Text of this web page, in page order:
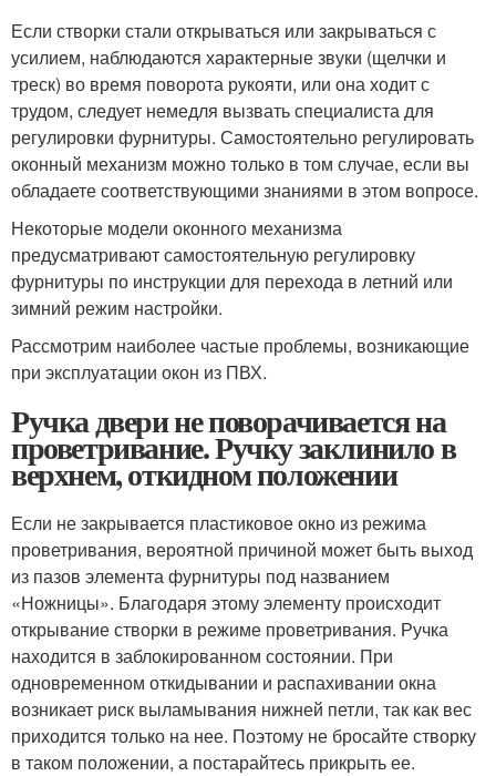
Если створки стали открываться или закрываться с
усилием, наблюдаются характерные звуки (щелчки и
треск) во время поворота рукояти, или она ходит с
трудом, следует немедля вызвать специалиста для
регулировки фурнитуры. Самостоятельно регулировать
оконный механизм можно только в том случае, если вы
обладаете соответствующими знаниями в этом вопросе.
Некоторые модели оконного механизма
предусматривают самостоятельную регулировку
фурнитуры по инструкции для перехода в летний или
зимний режим настройки.
Рассмотрим наиболее частые проблемы, возникающие
при эксплуатации окон из ПВХ.
Ручка двери не поворачивается на
проветривание. Ручку заклинило в
верхнем, откидном положении
Если не закрывается пластиковое окно из режима
проветривания, вероятной причиной может быть выход
из пазов элемента фурнитуры под названием
«Ножницы». Благодаря этому элементу происходит
открывание створки в режиме проветривания. Ручка
находится в заблокированном состоянии. При
одновременном откидывании и распахивании окна
возникает риск выламывания нижней петли, так как вес
приходится только на нее. Поэтому не бросайте створку
в таком положении, а постарайтесь прикрыть ее.